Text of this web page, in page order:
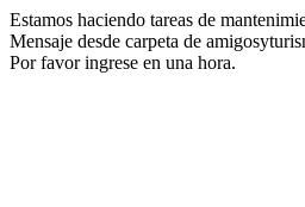
Estamos haciendo tareas de
Mensaje desde carpeta de
Por favor ingrese en una hora.